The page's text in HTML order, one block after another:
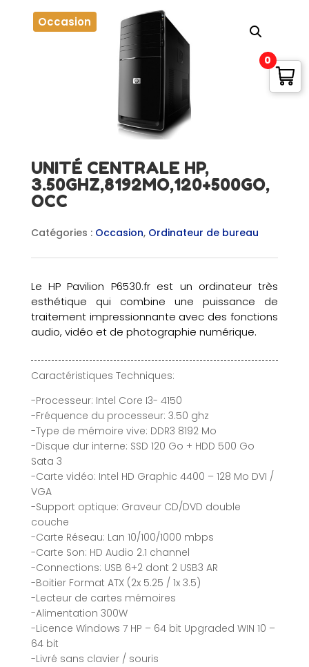
Occasion
UNITÉ CENTRALE HP,
3.50GHZ,8192MO,120+500GO,
OCC
Catégories : Occasion, Ordinateur de bureau
Le HP Pavilion P6530.fr est un ordinateur très
esthétique qui combine une puissance de
traitement impressionnante avec des fonctions
audio, vidéo et de photographie numérique.
Caractéristiques Techniques:
-Processeur: Intel Core I3- 4150
-Fréquence du processeur: 3.50 ghz
-Type de mémoire vive: DDR3 8192 Mo
-Disque dur interne: SSD 120 Go + HDD 500 Go
Sata 3
-Carte vidéo: Intel HD Graphic 4400 – 128 Mo DVI /
VGA
-Support optique: Graveur CD/DVD double
couche
-Carte Réseau: Lan 10/100/1000 mbps
-Carte Son: HD Audio 2.1 channel
-Connections: USB 6+2 dont 2 USB3 AR
-Boitier Format ATX (2x 5.25 / 1x 3.5)
-Lecteur de cartes mémoires
-Alimentation 300W
-Licence Windows 7 HP – 64 bit Upgraded WIN 10 –
64 bit
-Livré sans clavier / souris
0